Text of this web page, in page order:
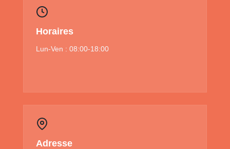
Horaires
Lun-Ven : 08:00-18:00
Adresse